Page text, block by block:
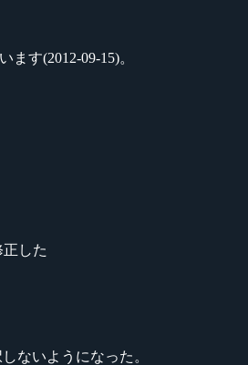
ます(2012-09-15)。
した
ないようになった。